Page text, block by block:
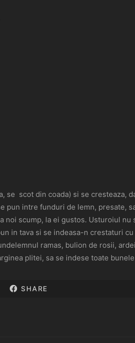
se scot din coada) si se cresteaza,
pun intre funduri de lemn, presate,
noi scump, la ei gustos. Usturoiul
in tava si se indeasa-n crestaturi
ramas, bulion de rosii,
plitei, sa se indese toate
SHARE